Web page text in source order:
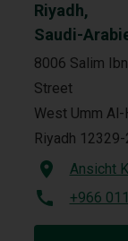
Riyadh,
Saudi-
8006 Salim
Street
West Umm
Riyadh
Ansicht
+966